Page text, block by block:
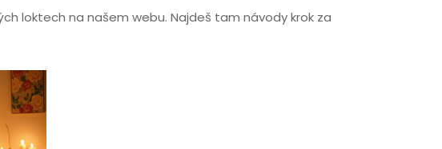
loktech na našem webu. Najdeš tam návody krok za